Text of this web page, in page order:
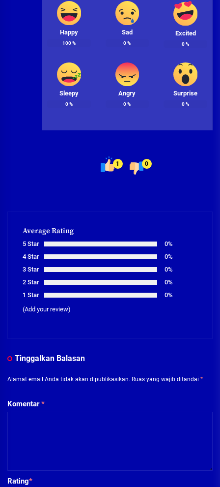
Happy
100%
Sad
0%
Excited
0%
Sleepy
0%
Angry
0%
Surprise
0%
1 0
Average Rating
5 Star
0%
4 Star
0%
3 Star
0%
2 Star
0%
1 Star
0%
(Add your review)
Tinggalkan Balasan
Alamat email Anda tidak akan dipublikasikan. Ruas yang wajib ditandai *
Komentar*
Rating*